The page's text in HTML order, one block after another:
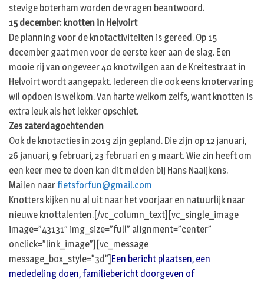
stevige boterham worden de vragen beantwoord.
15 december: knotten in Helvoirt
De planning voor de knotactiviteiten is gereed. Op 15
december gaat men voor de eerste keer aan de slag. Een
mooie rij van ongeveer 40 knotwilgen aan de Kreitestraat in
Helvoirt wordt aangepakt. Iedereen die ook eens knotervaring
wil opdoen is welkom. Van harte welkom zelfs, want knotten is
extra leuk als het lekker opschiet.
Zes zaterdagochtenden
Ook de knotacties in 2019 zijn gepland. Die zijn op 12 januari,
26 januari, 9 februari, 23 februari en 9 maart. Wie zin heeft om
een keer mee te doen kan dit melden bij Hans Naaijkens.
Mailen naarfietsforfun@gmail.com
Knotters kijken nu al uit naar het voorjaar en natuurlijk naar
nieuwe knottalenten.[/vc_column_text][vc_single_image
image=”43131″ img_size=”full” alignment=”center”
onclick=”link_image”][vc_message
message_box_style=”3d”] Een bericht plaatsen, een
mededeling doen, familiebericht doorgeven of